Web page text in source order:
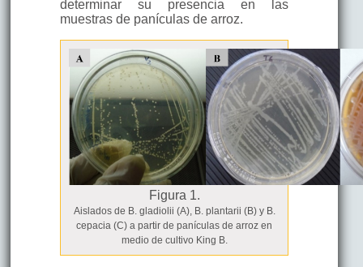
determinar su presencia en las
muestras de panículas de arroz.
Figura 1.
Aislados de B. gladiolii (A), B. plantarii (B) y B.
cepacia (C) a partir de panículas de arroz en
medio de cultivo King B.